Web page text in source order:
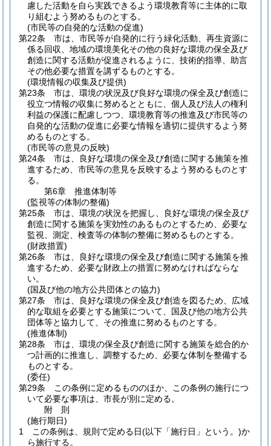
慮した活動を自ら実践できるよう環境教育等に主体的に取
り組むよう努めるものとする。
(市民等の自発的な活動の促進)
第22条
市は、市民等が自発的に行う緑化活動、再生資源に
係る回収、地域の環境美化その他の良好な環境の保全及び
創造に関する活動が促進されるように、技術的指導、助言
その他必要な措置を講ずるものとする。
(環境情報の収集及び提供)
第23条
市は、環境の状況及び良好な環境の保全及び創造に
役立つ情報の収集に努めるとともに、個人及び法人の権利
利益の保護に配慮しつつ、環境教育等の推進及び市民等の
自発的な活動の促進に必要な情報を適切に提供するよう努
めるものとする。
(市民等の意見の反映)
第24条
市は、良好な環境の保全及び創造に関する施策を推
進するため、市民等の意見を反映するよう努めるものとす
る。
第6章
推進体制等
(監視等の体制の整備)
第25条
市は、環境の状況を把握し、良好な環境の保全及び
創造に関する施策を実効性のあるものとするため、必要な
監視、測定、検査等の体制の整備に努めるものとする。
(財政措置)
第26条
市は、良好な環境の保全及び創造に関する施策を推
進するため、必要な財政上の措置に努めなければならな
い。
(国及び他の地方公共団体との協力)
第27条
市は、良好な環境の保全及び創造を図るため、広域
的な取組を必要とする施策について、国及び他の地方公共
団体等と協力して、その推進に努めるものとする。
(推進体制)
第28条
市は、環境の保全及び創造に関する施策を総合的か
つ計画的に推進し、調整するため、必要な体制を整備する
ものとする。
(委任)
第29条
この条例に定めるもののほか、この条例の施行につ
いて必要な事項は、市長が別に定める。
附 則
(施行期日)
1
この条例は、規則で定める日(以下「施行日」という。)か
ら施行する。